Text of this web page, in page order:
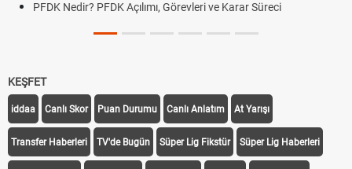
PFDK Nedir? PFDK Açılımı, Görevleri ve Karar Süreci
KEŞFET
iddaa Canlı Skor Puan Durumu Canlı Anlatım At Yarışı
Transfer Haberleri TV'de Bugün Süper Lig Fikstür Süper Lig Haberleri